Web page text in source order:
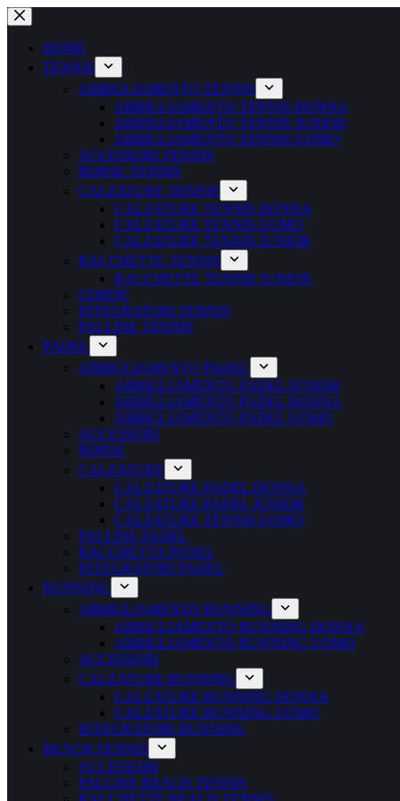
Salta
al
contenutoHOME
TENNIS
ABBIGLIAMENTO TENNIS
ABBIGLIAMENTO TENNIS DONNA
ABBIGLIAMENTO TENNIS JUNIOR
ABBIGLIAMENTO TENNIS UOMO
ACCESSORI TENNIS
BORSE TENNIS
CALZATURE TENNIS
CALZATURE TENNIS DONNA
CALZATURE TENNIS UOMO
CALZATURE TENNIS JUNIOR
RACCHETTE TENNIS
RACCHETTE TENNIS JUNIOR
CORDE
INTEGRATORI TENNIS
PALLINE TENNIS
PADEL
ABBIGLIAMENTO PADEL
ABBIGLIAMENTO PADEL JUNIOR
ABBIGLIAMENTO PADEL DONNA
ABBIGLIAMENTO PADEL UOMO
ACCESSORI
BORSE
CALZATURE
CALZATURE PADEL DONNA
CALZATURE PADEL JUNIOR
CALZATURE TENNIS UOMO
PALLINE PADEL
RACCHETTA PADEL
INTEGRATORI PADEL
RUNNING
ABBIGLIAMENTO RUNNING
ABBIGLIAMENTO RUNNING DONNA
ABBIGLIAMENTO RUNNING UOMO
ACCESSORI
CALZATURE RUNNING
CALZATURE RUNNING DONNA
CALZATURE RUNNING UOMO
INTEGRATORI RUNNING
BEACH TENNIS
ACCESSORI
PALLINE BEACH TENNIS